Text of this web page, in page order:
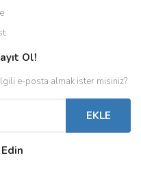
Ol!
e-posta almak ister misiniz?
EKLE